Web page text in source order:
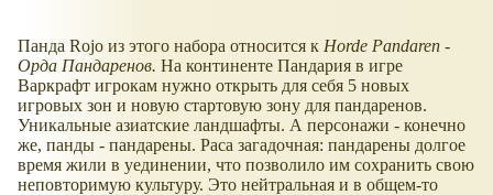
Панда Rojo из этого набора относится к Horde Pandaren -
Орда Пандаренов. На континенте Пандария в игре
Варкрафт игрокам нужно открыть для себя 5 новых
игровых зон и новую стартовую зону для пандаренов.
Уникальные азиатские ландшафты. А персонажи - конечно
же, панды - пандарены. Раса загадочная: пандарены долгое
время жили в уединении, что позволило им сохранить свою
неповторимую культуру. Это нейтральная и в общем-то